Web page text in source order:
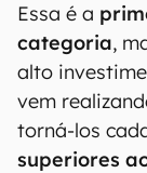
Essa é a
categoria,
alto
vem
torná-los
superiores